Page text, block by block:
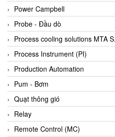
Binder Connector
Biotech
BirdX Vietnam
BK Vibro
Black Box
BlackBox Vietnam
BLAGDON PUMP
Bloom Engineering
Boneng
Power Campbell
Probe - Đầu dò
Process cooling solutions MTA
Process Instrument (PI)
Production Automation
Pum - Bơm
Quạt thông gió
Relay
Remote Control (MC)